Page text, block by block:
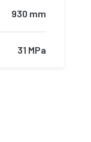
930 mm
31 MPa
System